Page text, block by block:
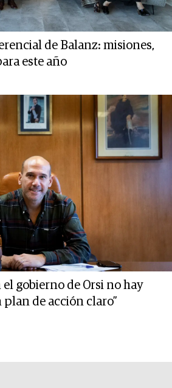
de Balanz: misiones,
este año
gobierno de Orsi no hay
de acción claro”